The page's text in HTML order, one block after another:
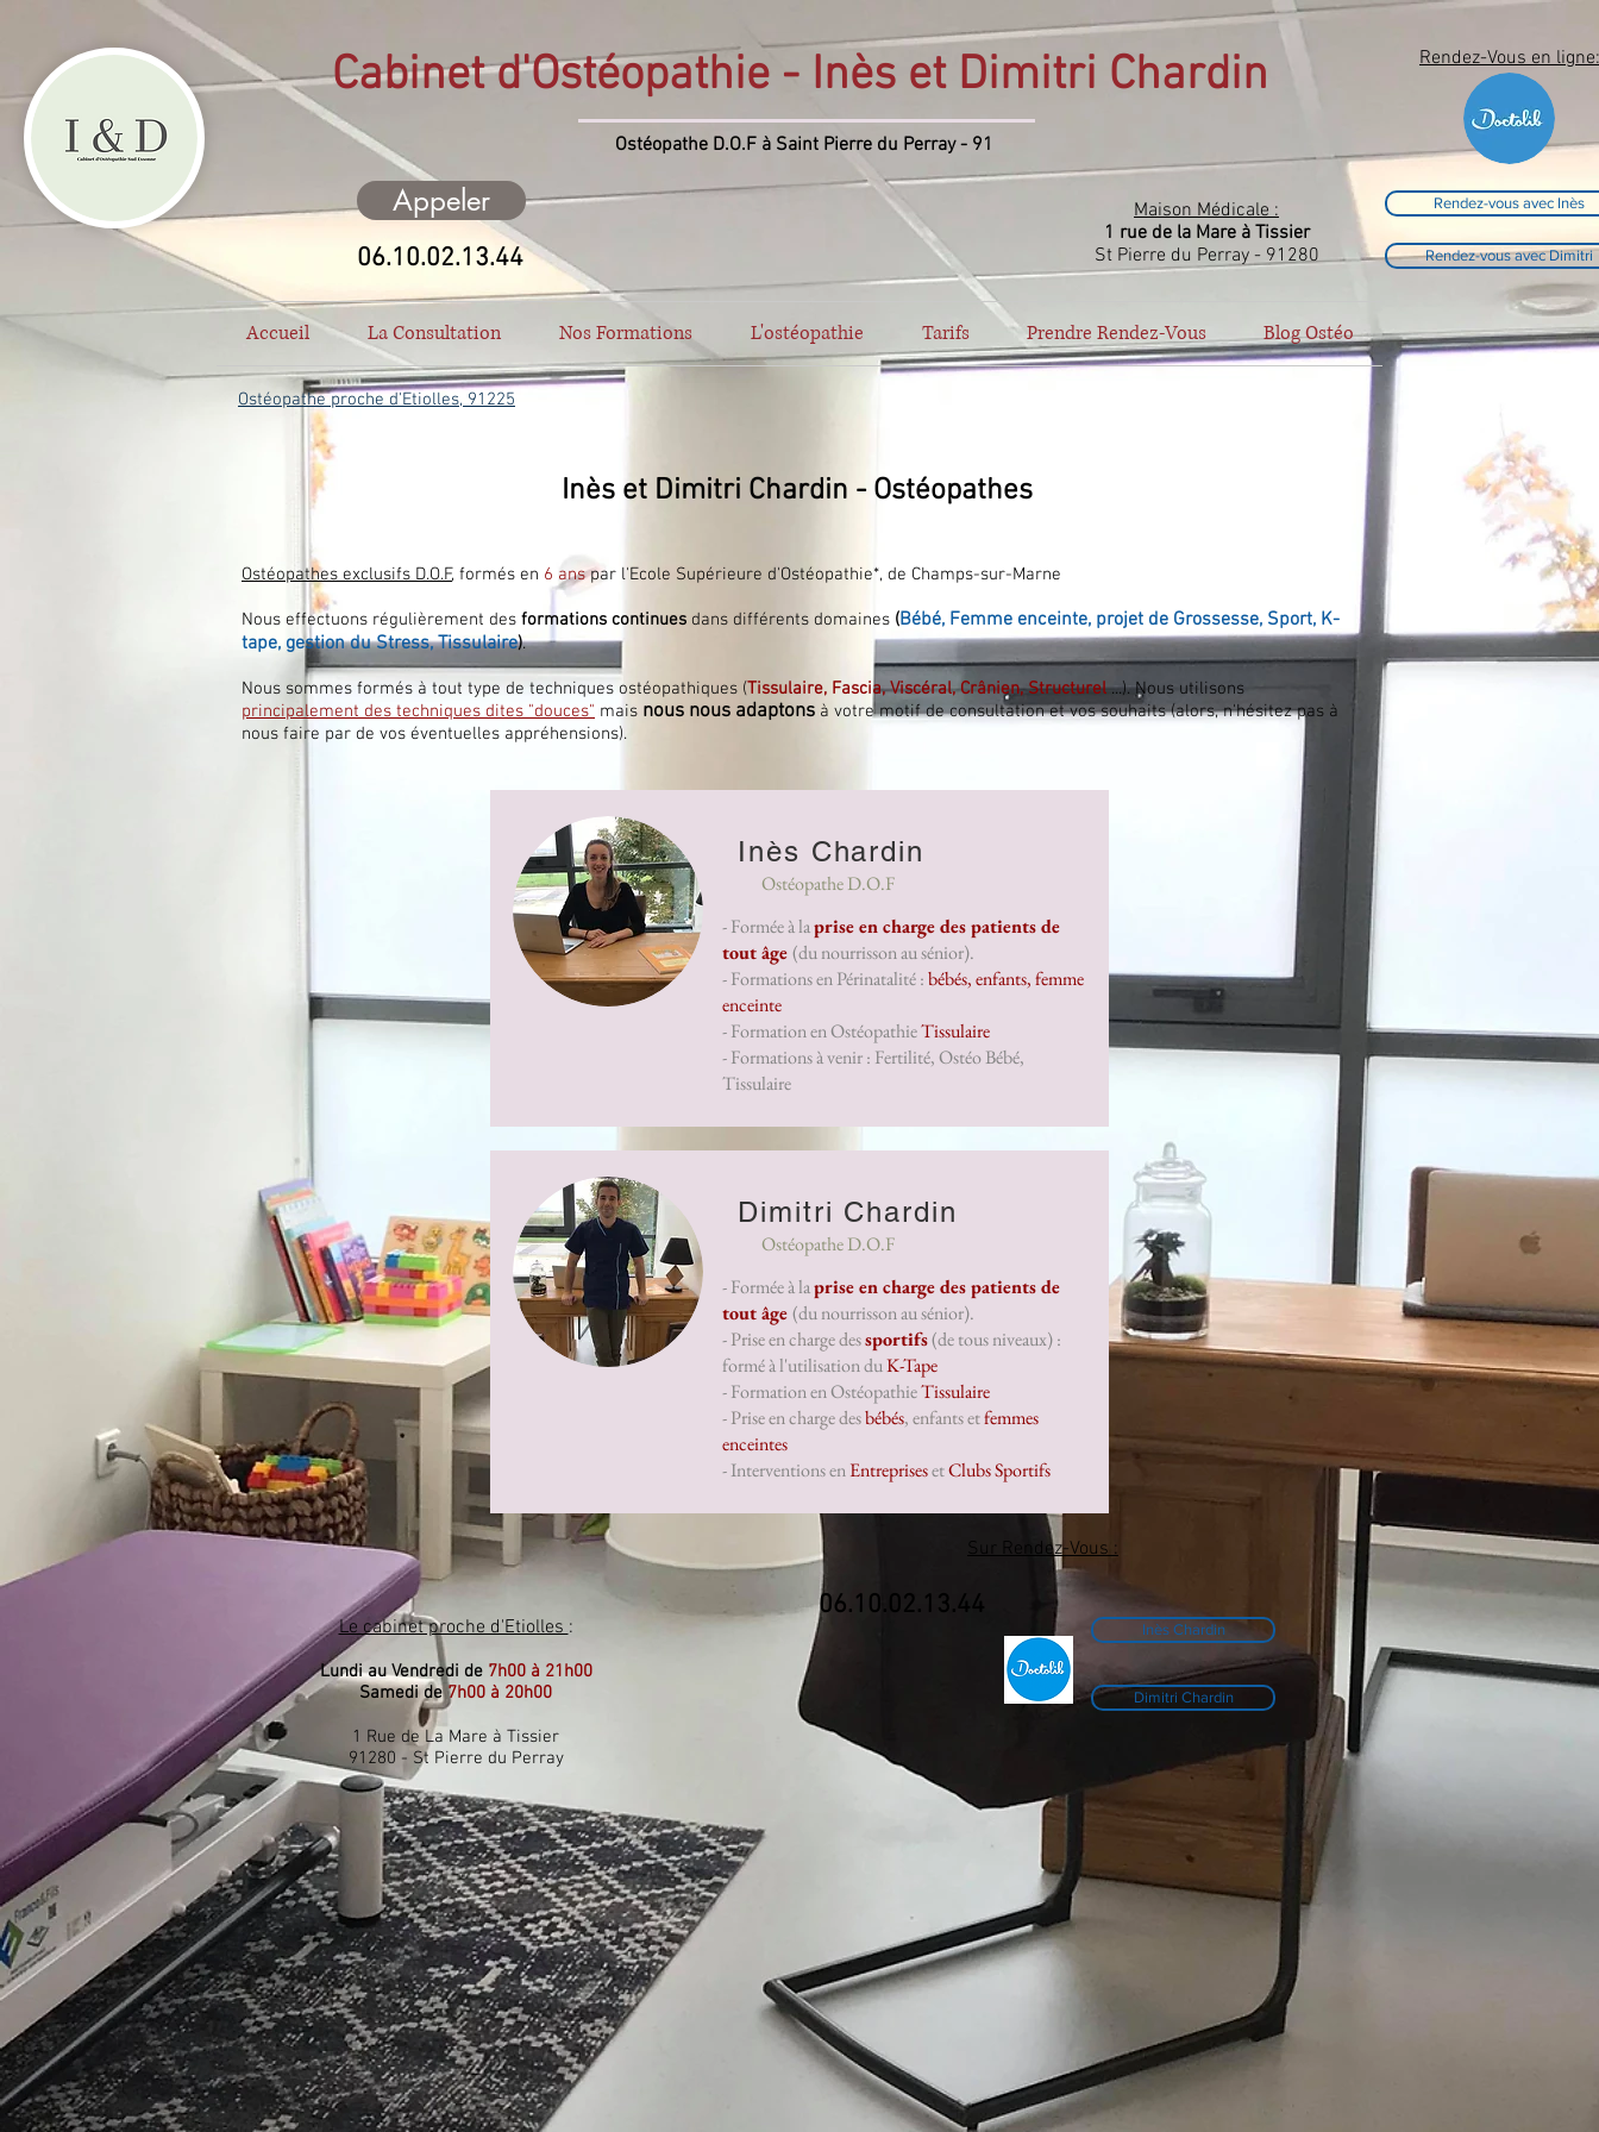
Cabinet d'Ostéopathie - Inès et Dimitri Chardin
Ostéopathe D.O.F à Saint Pierre du Perray - 91
Appeler
06.10.02.13.44
Maison Médicale :
1 rue de la Mare à Tissier
St Pierre du Perray - 91280
Rendez-Vous en ligne:
Rendez-vous avec Inès
Rendez-vous avec Dimitri
Accueil La Consultation Nos Formations L'ostéopathie Tarifs Prendre Rendez-Vous Blog Ostéo
Ostéopathe proche d'Etiolles, 91225
Inès et Dimitri Chardin - Ostéopathes
Ostéopathes exclusifs D.O.F, formés en 6 anspar l'Ecole Supérieure d'Ostéopathie*, de Champs-sur-Marne
Nous effectuons régulièrement des formations continues dans différents domaines (Bébé, Femme enceinte, projet de Grossesse, Sport, K-
tape, gestion du Stress, Tissulaire).
Nous sommes formés à tout type de techniques ostéopathiques (Tissulaire, Fascia, Viscéral, Crânien, Structurel...). Nous utilisons
principalement des techniques dites "douces" mais nous nous adaptons à votre motif de consultation et vos souhaits (alors, n'hésitez pas à
nous faire par de vos éventuelles appréhensions).
Inès Chardin
Ostéopathe D.O.F
- Formée à laprise en charge des patients de
tout âge(du nourrisson au sénior).
- Formations en Périnatalité :bébés, enfants, femme
enceinte
- Formation en OstéopathieTissulaire
- Formations à venir : Fertilité, Ostéo Bébé,
Tissulaire
Dimitri Chardin
Ostéopathe D.O.F
- Formée à laprise en charge des patients de
tout âge(du nourrisson au sénior).
-Prise en charge dessportifs(de tous niveaux) :
formé à l'utilisation duK-Tape
- Formation en OstéopathieTissulaire
- Prise en charge desbébés, enfants etfemmes
enceintes
- Interventions enEntreprisesetClubs Sportifs
Sur Rendez-Vous :
Le cabinet proche d'Etiolles:
Lundi au Vendredi de 7h00 à 21h00
Samedi de7h00 à 20h00
1 Rue de La Mare à Tissier
91280 - St Pierre du Perray
06.10.02.13.44
Inès Chardin
Dimitri Chardin